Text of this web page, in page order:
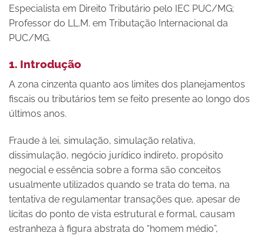
Especialista em Direito Tributário pelo IEC PUC/MG;
Professor do LL.M. em Tributação Internacional da
PUC/MG.
1. Introdução
A zona cinzenta quanto aos limites dos planejamentos
fiscais ou tributários tem se feito presente ao longo dos
últimos anos.
Fraude à lei, simulação, simulação relativa,
dissimulação, negócio jurídico indireto, propósito
negocial e essência sobre a forma são conceitos
usualmente utilizados quando se trata do tema, na
tentativa de regulamentar transações que, apesar de
lícitas do ponto de vista estrutural e formal, causam
estranheza à figura abstrata do “homem médio”,